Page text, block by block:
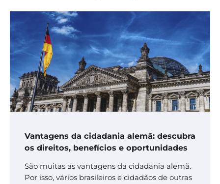
Vantagens da cidadania alemã: descubra
os direitos, benefícios e oportunidades
São muitas as vantagens da cidadania alemã.
Por isso, vários brasileiros e cidadãos de outras